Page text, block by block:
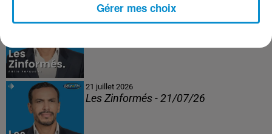
22 juillet 2026
21 juillet 2026
Les Zinformés - 21/07/26
Gérer mes choix